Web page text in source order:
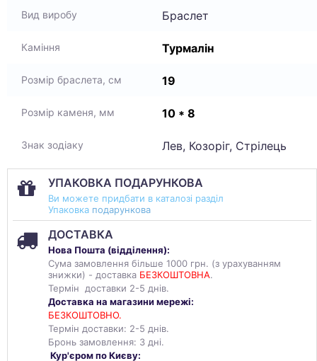
Вид виробу Браслет
Каміння Турмалін
Розмір браслета, см 19
Розмір каменя, мм 10 * 8
Знак зодіаку Лев, Козоріг, Стрілець
УПАКОВКА ПОДАРУНКОВА
Ви можете придбати в каталозі разділ
Упаковка подарункова
ДОСТАВКА
Нова Пошта (відділення):
Сума замовлення більше 1000 грн. (з урахуванням
знижки) - доставка БЕЗКОШТОВНА.
Термін доставки 2-5 днів.
Доставка на магазини мережі:
БЕЗКОШТОВНО.
Термін доставки: 2-5 днів.
Бронь замовлення: 3 дні.
Кур'єром по Києву: